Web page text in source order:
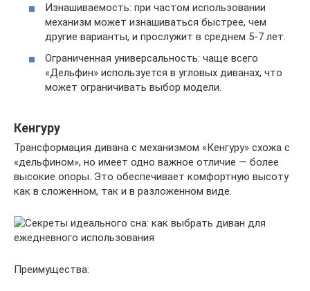
Изнашиваемость: при частом использовании
механизм может изнашиваться быстрее, чем
другие варианты, и прослужит в среднем 5-7 лет.
Ограниченная универсальность: чаще всего
«Дельфин» используется в угловых диванах, что
может ограничивать выбор модели.
Кенгуру
Трансформация дивана с механизмом «Кенгуру» схожа с
«дельфином», но имеет одно важное отличие — более
высокие опоры. Это обеспечивает комфортную высоту
как в сложенном, так и в разложенном виде.
Преимущества: